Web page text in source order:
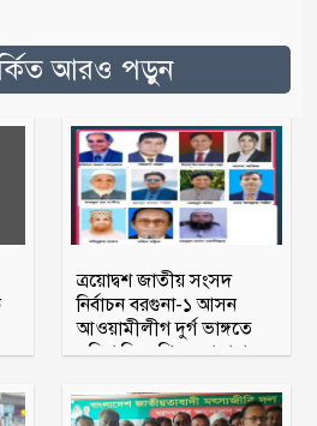
আরও পড়ুন
ত্রয়োদ্বশ জাতীয় সংসদ
নির্বাচন বরগুনা-১ আসন
আওয়ামীলীগ দুর্গ ভাঙ্গতে
মরিয়া বিএনপি ও জামায়াত